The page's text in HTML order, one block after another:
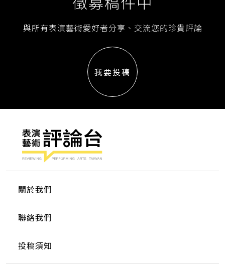
關於我們
聯絡我們
投稿須知
與所有表演藝術愛好者分享、交流您的珍貴評論
我要投稿